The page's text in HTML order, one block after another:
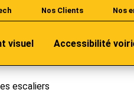
Nos Clients Nos
visuel Accessibilité
escaliers